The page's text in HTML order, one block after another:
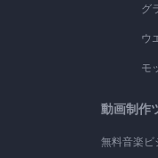
グ
ウ
モ
動画制作
無料音楽ビ